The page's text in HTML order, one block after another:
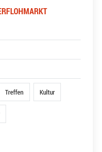
Treffen Kultur